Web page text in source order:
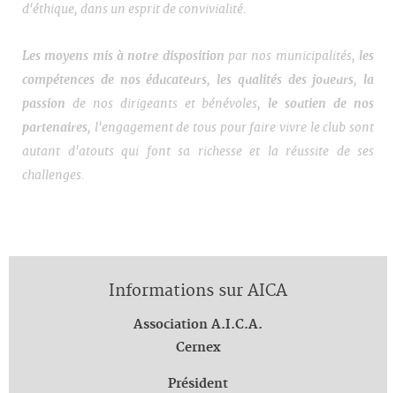
d'éthique, dans un esprit de convivialité.
Les moyens mis à notre disposition par nos municipalités, les
compétences de nos éducateurs, les qualités des joueurs, la
passion de nos dirigeants et bénévoles, le soutien de nos
partenaires, l'engagement de tous pour faire vivre le club sont
autant d'atouts qui font sa richesse et la réussite de ses
challenges.
Informations sur AICA
Association A.I.C.A.
Cernex
Président